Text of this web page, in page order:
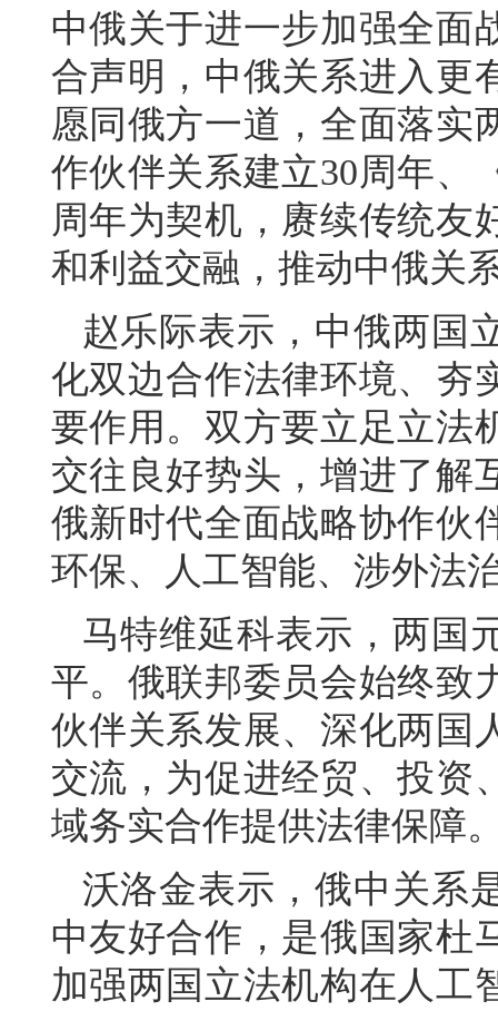
中俄关于进一步加强全面
合声明，中俄关系进入更
愿同俄方一道，全面落实
作伙伴关系建立30周年、
周年为契机，赓续传统友
和利益交融，推动中俄关
赵乐际表示，中俄两国
化双边合作法律环境、夯
要作用。双方要立足立法
交往良好势头，增进了解
俄新时代全面战略协作伙
环保、人工智能、涉外法
马特维延科表示，两国
平。俄联邦委员会始终致
伙伴关系发展、深化两国
交流，为促进经贸、投资
域务实合作提供法律保障
沃洛金表示，俄中关系
中友好合作，是俄国家杜
加强两国立法机构在人工